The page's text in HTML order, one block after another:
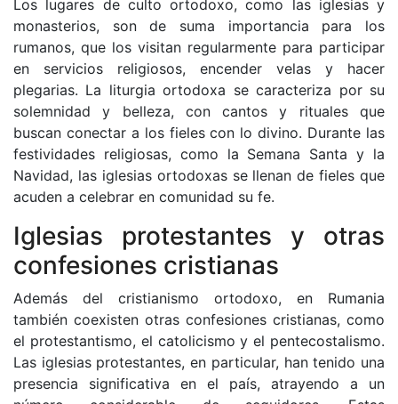
Los lugares de culto ortodoxo, como las iglesias y
monasterios, son de suma importancia para los
rumanos, que los visitan regularmente para participar
en servicios religiosos, encender velas y hacer
plegarias. La liturgia ortodoxa se caracteriza por su
solemnidad y belleza, con cantos y rituales que
buscan conectar a los fieles con lo divino. Durante las
festividades religiosas, como la Semana Santa y la
Navidad, las iglesias ortodoxas se llenan de fieles que
acuden a celebrar en comunidad su fe.
Iglesias protestantes y otras
confesiones cristianas
Además del cristianismo ortodoxo, en Rumania
también coexisten otras confesiones cristianas, como
el protestantismo, el catolicismo y el pentecostalismo.
Las iglesias protestantes, en particular, han tenido una
presencia significativa en el país, atrayendo a un